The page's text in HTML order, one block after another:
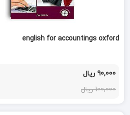
english for accountings oxford
90,000 ریال
100,000 ریال